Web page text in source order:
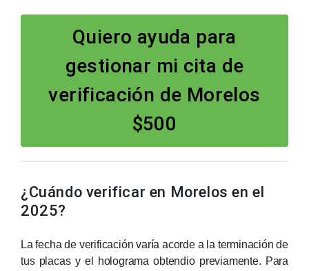
Quiero ayuda para
gestionar mi cita de
verificación de Morelos
$500
¿Cuándo verificar en Morelos en el
2025?
La fecha de verificación varía acorde a la terminación de
tus placas y el holograma obtendio previamente. Para